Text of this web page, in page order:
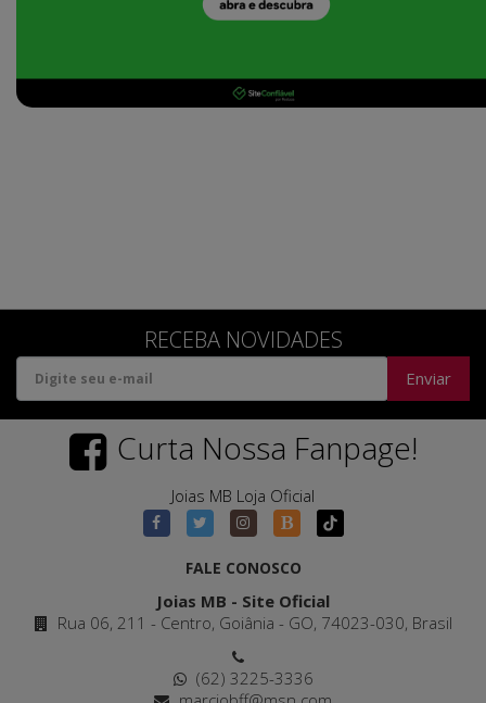
RECEBA NOVIDADES
Enviar
Curta Nossa Fanpage!
Joias MB Loja Oficial
FALE CONOSCO
Joias MB - Site Oficial
Rua 06, 211 - Centro, Goiânia - GO, 74023-030, Brasil
(62) 3225-3336